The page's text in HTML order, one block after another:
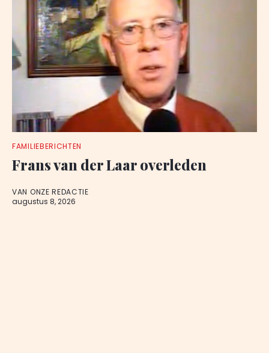
FAMILIEBERICHTEN
Frans van der Laar overleden
VAN ONZE REDACTIE
augustus 8, 2026